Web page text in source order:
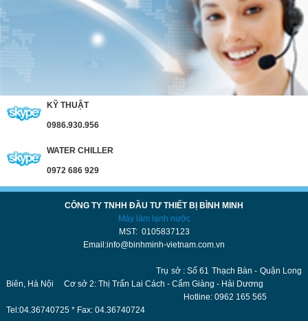
KỸ THUẬT
0986.930.956
WATER CHILLER
0972 686 929
CÔNG TY TNHH ĐẦU TƯ THIẾT BỊ BÌNH MINH
Máy làm lạnh nước
MST: 0105837123
Email:info@binhminh-vietnam.com.vn
Trụ sở : Số 61 Thạch Bàn - Quận Long
Biên, Hà Nội Cơ sở 2: Thị Trấn Lai Cách - Cẩm Giàng - Hải Dương
Hotline: 0962 165 565
Tel:04.36740725 * Fax: 04.36740724